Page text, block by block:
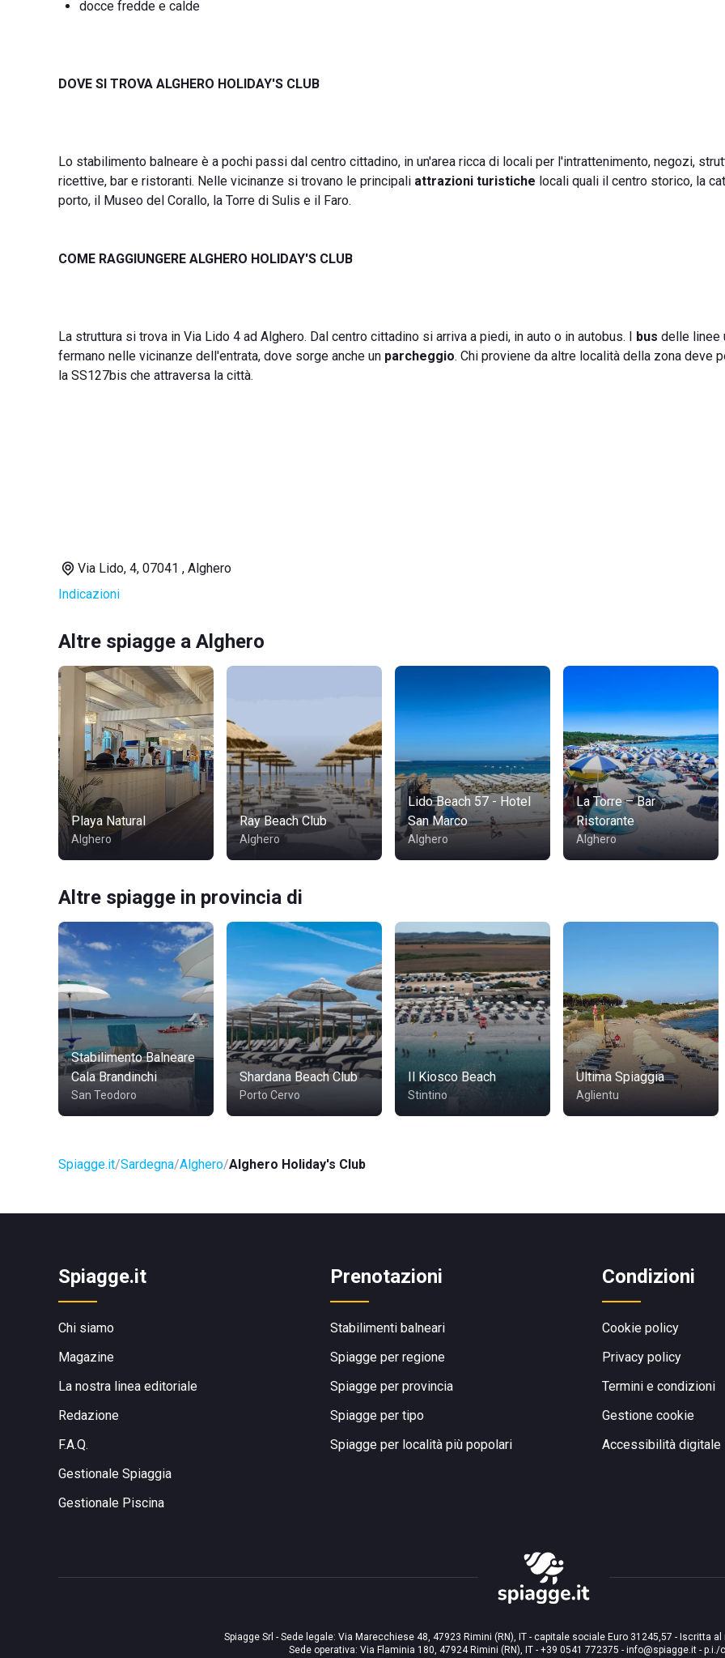
docce fredde e calde
DOVE SI TROVA ALGHERO HOLIDAY'S CLUB
Lo stabilimento balneare è a pochi passi dal centro cittadino, in un'area ricca di locali per l'intrattenimento, negozi,
ricettive, bar e ristoranti. Nelle vicinanze si trovano le principali attrazioni turistiche locali quali il centro storico, la
porto, il Museo del Corallo, la Torre di Sulis e il Faro.
COME RAGGIUNGERE ALGHERO HOLIDAY'S CLUB
La struttura si trova in Via Lido 4 ad Alghero. Dal centro cittadino si arriva a piedi, in auto o in autobus. I bus delle linee
fermano nelle vicinanze dell'entrata, dove sorge anche un parcheggio. Chi proviene da altre località della zona deve
la SS127bis che attraversa la città.
Via Lido, 4, 07041 , Alghero
Indicazioni
Altre spiagge a Alghero
Playa Natural
Alghero
Ray Beach Club
Alghero
Lido Beach 57 - Hotel
San Marco
Alghero
La Torre – Bar
Ristorante
Alghero
Altre spiagge in provincia di
Stabilimento Balneare
Cala Brandinchi
San Teodoro
Shardana Beach Club
Porto Cervo
Il Kiosco Beach
Stintino
Ultima Spiaggia
Aglientu
Spiagge.it Sardegna Alghero Alghero Holiday's Club
Spiagge.it
Chi siamo
Magazine
La nostra linea editoriale
Redazione
F.A.Q.
Gestionale Spiaggia
Gestionale Piscina
Prenotazioni
Stabilimenti balneari
Spiagge per regione
Spiagge per provincia
Spiagge per tipo
Spiagge per località più popolari
Condizioni
Cookie policy
Privacy policy
Termini e condizioni
Gestione cookie
Accessibilità digitale
Spiagge Srl - Sede legale: Via Marecchiese 48, 47923 Rimini (RN), IT - capitale sociale Euro 31245,57 - Iscritta
Sede operativa: Via Flaminia 180, 47924 Rimini (RN), IT - +39 0541 772375 - info@spiagge.it - p.i./